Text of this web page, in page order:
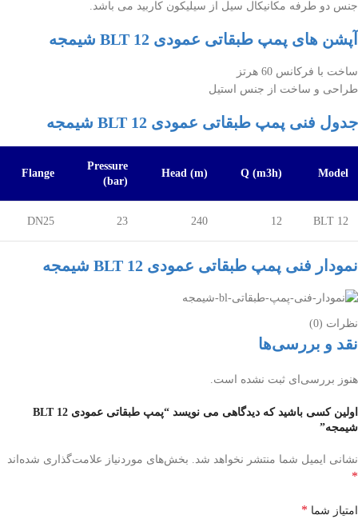
جنس دو طرفه مکانیکال سیل از سیلیکون کاربید می باشد.
آپشن های پمپ طبقاتی عمودی BLT 12 شیمجه
ساخت با فرکانس 60 هرتز
طراحی و ساخت از جنس استیل
جدول فنی پمپ طبقاتی عمودی BLT 12 شیمجه
Model
Q (m3h)
Head (m)
Pressure
(bar)
Flange
BLT 12
12
240
23
DN25
نمودار فنی پمپ طبقاتی عمودی BLT 12 شیمجه
نظرات (0)
نقد و بررسی‌ها
هنوز بررسی‌ای ثبت نشده است.
اولین کسی باشید که دیدگاهی می نویسد “پمپ طبقاتی عمودی BLT 12
شیمجه”
نشانی ایمیل شما منتشر نخواهد شد. بخش‌های موردنیاز علامت‌گذاری شده‌اند
*
امتیاز شما *